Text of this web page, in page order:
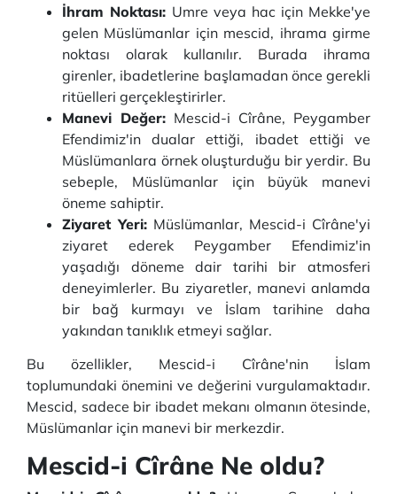
İhram Noktası: Umre veya hac için Mekke'ye
gelen Müslümanlar için mescid, ihrama girme
noktası olarak kullanılır. Burada ihrama
girenler, ibadetlerine başlamadan önce gerekli
ritüelleri gerçekleştirirler.
Manevi Değer: Mescid-i Cîrâne, Peygamber
Efendimiz'in dualar ettiği, ibadet ettiği ve
Müslümanlara örnek oluşturduğu bir yerdir. Bu
sebeple, Müslümanlar için büyük manevi
öneme sahiptir.
Ziyaret Yeri: Müslümanlar, Mescid-i Cîrâne'yi
ziyaret ederek Peygamber Efendimiz'in
yaşadığı döneme dair tarihi bir atmosferi
deneyimlerler. Bu ziyaretler, manevi anlamda
bir bağ kurmayı ve İslam tarihine daha
yakından tanıklık etmeyi sağlar.
Bu özellikler, Mescid-i Cîrâne'nin İslam
toplumundaki önemini ve değerini vurgulamaktadır.
Mescid, sadece bir ibadet mekanı olmanın ötesinde,
Müslümanlar için manevi bir merkezdir.
Mescid-i Cîrâne Ne oldu?